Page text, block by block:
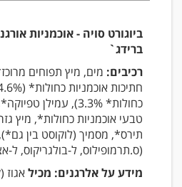
ביוגורט סויה - אוכמניות
ברידג`
רכיבים:
כחולות* 3.3%), עמילן
טבעי אוכמניות כחולות*, מיץ
תירס*, מסמיך (לוקוסט בין
(ס.תרמופילוס, ל-בולגריקוס, ל-
מידע על אלרגנים: מכילאגוז